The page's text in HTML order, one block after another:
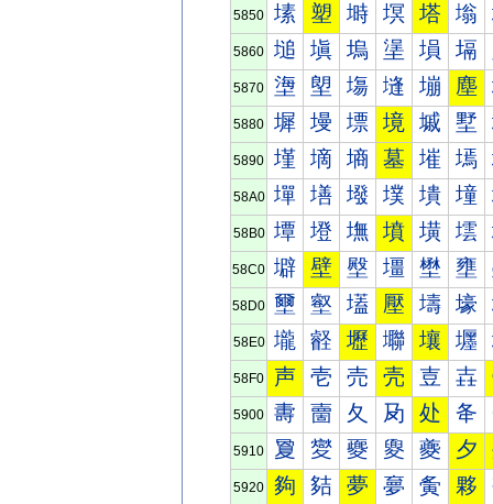
5850 塐 塑 塒 塓 塔 塕
5860 塠 塡 塢 塣 塤 塥
5870 塰 塱 塲 塳 塴 塵
5880 墀 墁 墂 境 墄 墅
5890 墐 墑 墒 墓 墔 墕
58A0 墠 墡 墢 墣 墤 墥
58B0 墰 墱 墲 墳 墴 墵
58C0 壀 壁 壂 壃 壄 壅
58D0 壐 壑 壒 壓 壔 壕
58E0 壠 壡 壢 壣 壤 壥
58F0 声 壱 売 壳 壴 壵
5900 夀 夁 夂 夃 处 夅
5910 夐 夑 夒 夓 夔 夕
5920 夠 夡 夢 夣 夤 夥